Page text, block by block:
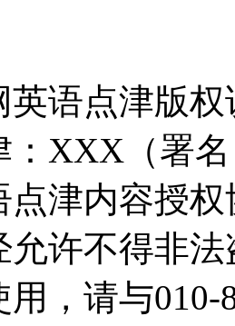
英语点津版
：XXX（署
点津内容授
允许不得非
，请与010-